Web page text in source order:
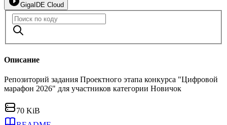
GigaIDE Cloud
Описание
Репозиторий задания Проектного этапа конкурса "Цифровой
марафон 2026" для участников категории Новичок
70 KiB